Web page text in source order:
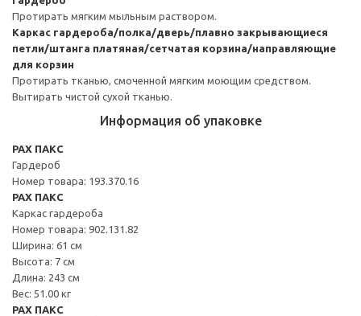
Протирать мягким мыльным раствором.
Каркас гардероба/полка/дверь/плавно закрывающиеся
петли/штанга платяная/сетчатая корзина/направляющие
для корзин
Протирать тканью, смоченной мягким моющим средством.
Вытирать чистой сухой тканью.
Информация об упаковке
PAX ПАКС
Гардероб
Номер товара: 193.370.16
PAX ПАКС
Каркас гардероба
Номер товара: 902.131.82
Ширина: 61 см
Высота: 7 см
Длина: 243 см
Вес: 51.00 кг
PAX ПАКС